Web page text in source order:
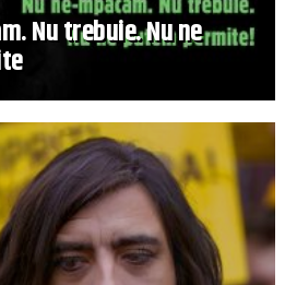
Nu trebuie. Nu ne